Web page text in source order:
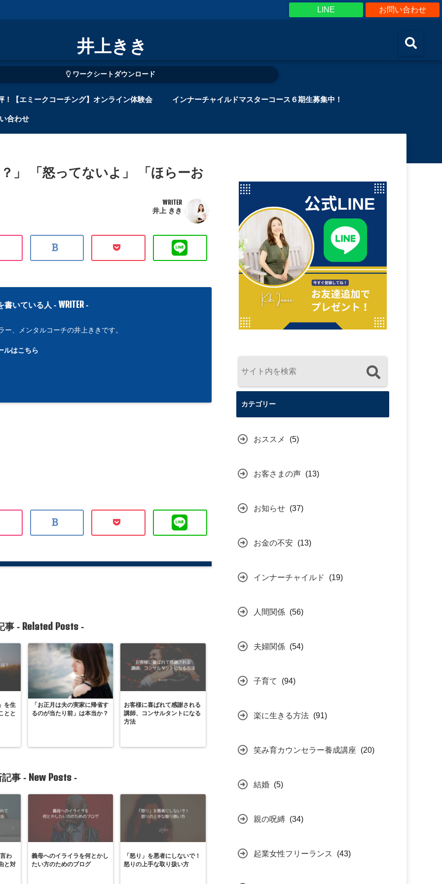
お問い合わせ
LINE
井上きき
ワークシートダウンロード
！【エミークコーチング】オンライン体験会 インナーチャイルドマスターコース６期生募集中！
合わせ
」 「怒ってないよ」 「ほらーお
WRITER
井上 きき
書いている人 - WRITER -
ー、メンタルコーチの井上ききです。
ルはこちら
事 - Related Posts-
を生
とと
「お正月は夫の実家に帰省す
るのが当たり前」は本当か？
お客様に喜ばれて感謝される
講師、コンサルタントになる
方法
事 - New Posts -
わ
と対
義母へのイライラを何とかし
たい方のためのブログ
「怒り」を悪者にしないで！
怒りの上手な取り扱い方
カテゴリー
おススメ (5)
お客さまの声 (13)
お知らせ (37)
お金の不安 (13)
インナーチャイルド (19)
人間関係 (56)
夫婦関係 (54)
子育て (94)
楽に生きる方法 (91)
笑み育カウンセラー養成講座 (20)
結婚 (5)
親の呪縛 (34)
起業女性フリーランス (43)